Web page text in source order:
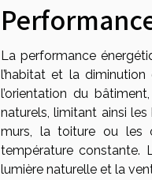
La performance
l’habitat et la
l’orientation du
naturels, limitant ainsi les
murs, la toiture ou les
température constante.
lumière naturelle et la